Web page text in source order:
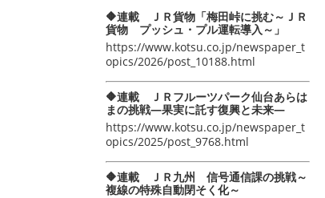
🔶連載 ＪＲ貨物「梅田峠に挑む～ＪＲ
貨物 プッシュ・プル運転導入～」
https://www.kotsu.co.jp/newspaper_t
opics/2026/post_10188.html
🔶連載 ＪＲフルーツパーク仙台あらは
まの挑戦―果実に託す復興と未来―
https://www.kotsu.co.jp/newspaper_t
opics/2025/post_9768.html
🔶連載 ＪＲ九州 信号通信課の挑戦～
複線の特殊自動閉そく化～